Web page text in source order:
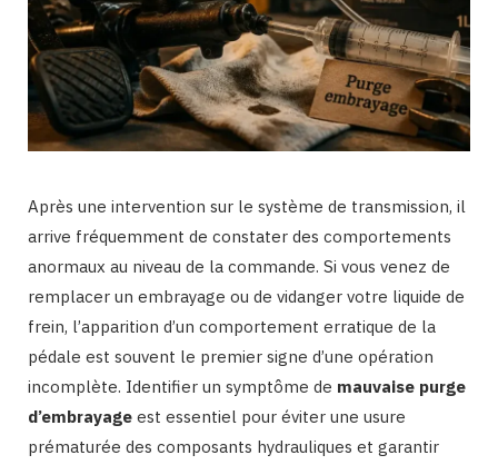
Après une intervention sur le système de transmission, il
arrive fréquemment de constater des comportements
anormaux au niveau de la commande. Si vous venez de
remplacer un embrayage ou de vidanger votre liquide de
frein, l’apparition d’un comportement erratique de la
pédale est souvent le premier signe d’une opération
incomplète. Identifier un symptôme de mauvaise purge
d’embrayage est essentiel pour éviter une usure
prématurée des composants hydrauliques et garantir